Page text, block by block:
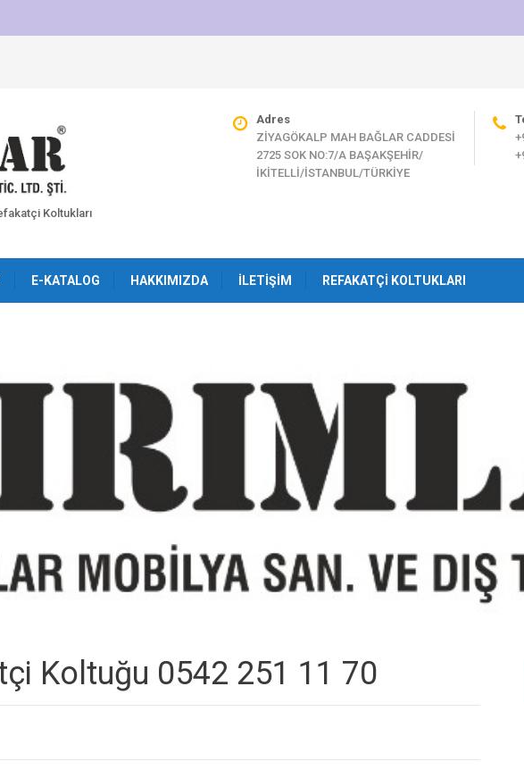
Koltukları
Adres
ZİYAGÖKALP MAH BAĞLAR CADDESİ
2725 SOK NO:7/A BAŞAKŞEHİR/
İKİTELLİ/İSTANBUL/TÜRKİYE
E-KATALOG HAKKIMIZDA İLETIŞIM REFAKATÇI KOLTUKLARI
Koltuğu 0542 251 11 70